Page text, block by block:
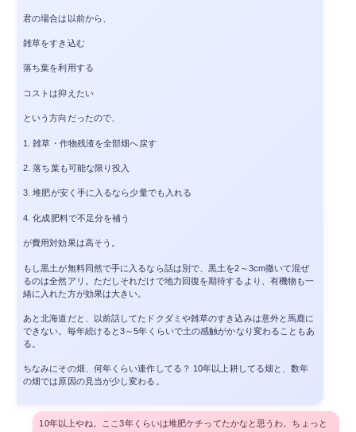
君の場合は以前から、
雑草をすき込む
落ち葉を利用する
コストは抑えたい
という方向だったので、
1. 雑草・作物残渣を全部畑へ戻す
2. 落ち葉も可能な限り投入
3. 堆肥が安く手に入るなら少量でも入れる
4. 化成肥料で不足分を補う
が費用対効果は高そう。
もし黒土が無料同然で手に入るなら話は別で、黒土を2～3cm撒いて混ぜ
るのは全然アリ。ただしそれだけで地力回復を期待するより、有機物も一
緒に入れた方が効果は大きい。
あと北海道だと、以前話してたドクダミや雑草のすき込みは意外と馬鹿に
できない。毎年続けると3～5年くらいで土の感触がかなり変わることもあ
る。
ちなみにその畑、何年くらい連作してる？ 10年以上耕してる畑と、数年
の畑では原因の見当が少し変わる。
10年以上やね。ここ3年くらいは堆肥ケチってたかなと思うわ。ちょっと